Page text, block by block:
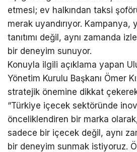
etmesi; ev halkından taksi
merak uyandırıyor. Kampanya,
tanıtımı değil, aynı zamanda
bir deneyim sunuyor.
Konuyla ilgili açıklama yapan
Yönetim Kurulu Başkanı Ömer
stratejik önemine dikkat
“Türkiye içecek sektöründe
önceliklendiren bir marka
sadece bir içecek değil, aynı
bir deneyim sunmak istiyoruz.